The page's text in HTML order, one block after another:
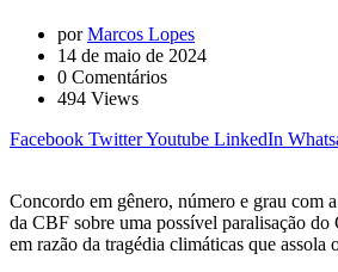
porMarcos Lopes
14 de maio de 2024
0 Comentários
494 Views
Facebook TwitterYoutube LinkedIn
Concordo em gênero, número e grau com
da CBF sobre uma possível paralisação do
em razão da tragédia climáticas que assola